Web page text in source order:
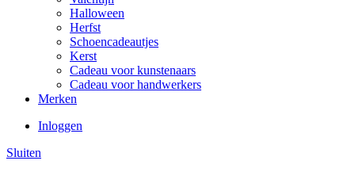
Halloween
Herfst
Schoencadeautjes
Kerst
Cadeau voor kunstenaars
Cadeau voor handwerkers
Merken
Inloggen
Sluiten